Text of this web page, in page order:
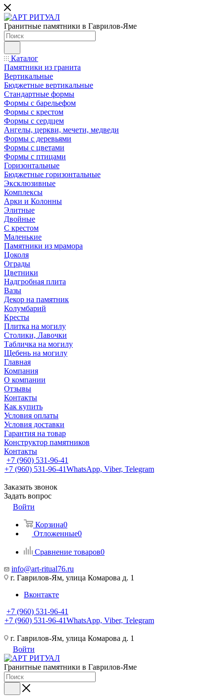
Гранитные памятники в Гаврилов-Яме
Каталог
Памятники из гранита
Вертикальные
Бюджетные вертикальные
Стандартные формы
Формы с барельефом
Формы с крестом
Формы с сердцем
Ангелы, церкви, мечети, медведи
Формы с деревьями
Формы с цветами
Формы с птицами
Горизонтальные
Бюджетные горизонтальные
Эксклюзивные
Комплексы
Арки и Колонны
Элитные
Двойные
С крестом
Маленькие
Памятники из мрамора
Цоколя
Ограды
Цветники
Надгробная плита
Вазы
Декор на памятник
Колумбарий
Кресты
Плитка на могилу
Столики, Лавочки
Табличка на могилу
Щебень на могилу
Главная
Компания
О компании
Отзывы
Контакты
Как купить
Условия оплаты
Условия доставки
Гарантия на товар
Конструктор памятников
Контакты
+7 (960) 531-96-41
+7 (960) 531-96-41WhatsApp, Viber, Telegram
Заказать звонок
Задать вопрос
Войти
Корзина0
Отложенные0
Сравнение товаров0
info@art-ritual76.ru
г. Гаврилов-Ям, улица Комарова д. 1
Вконтакте
+7 (960) 531-96-41
+7 (960) 531-96-41WhatsApp, Viber, Telegram
г. Гаврилов-Ям, улица Комарова д. 1
Войти
Гранитные памятники в Гаврилов-Яме